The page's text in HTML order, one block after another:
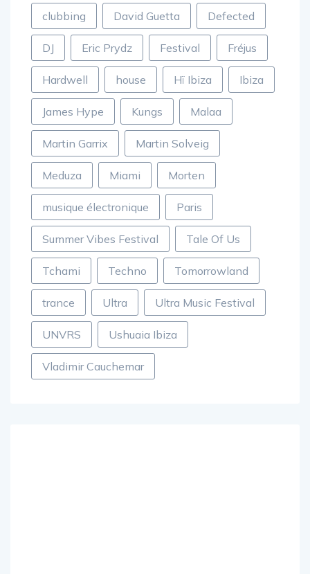
clubbing David Guetta Defected
DJ Eric Prydz Festival Fréjus
Hardwell house Hï Ibiza Ibiza
James Hype Kungs Malaa
Martin Garrix Martin Solveig
Meduza Miami Morten
musique électronique Paris
Summer Vibes Festival Tale Of Us
Tchami Techno Tomorrowland
trance Ultra Ultra Music Festival
UNVRS Ushuaia Ibiza
Vladimir Cauchemar